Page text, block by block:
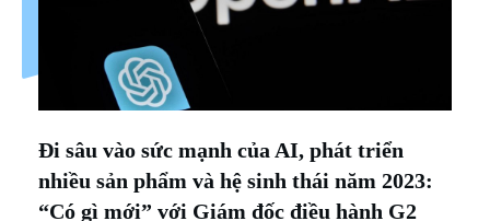
Đi sâu vào sức mạnh của AI, phát triển
nhiều sản phẩm và hệ sinh thái năm 2023:
“Có gì mới” với Giám đốc điều hành G2